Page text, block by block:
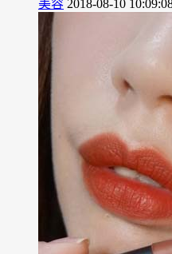
美容 2018-08-10